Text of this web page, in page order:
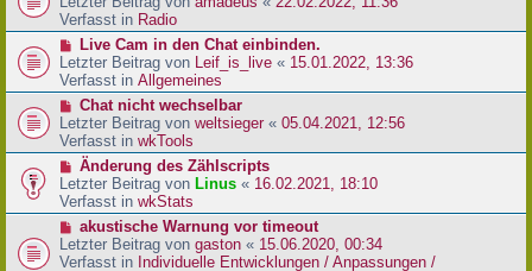
u
e
r
B
e
t
r
a
g
Verfasst in Radio
N
e
u
e
r
B
e
t
r
a
g
Live Cam in den Chat einbinden.
Letzter Beitrag von Leif_is_live « 15.01.2022, 13:36
Verfasst in Allgemeines
N
e
u
e
r
B
e
t
r
Chat nicht wechselbar
Letzter Beitrag von weltsieger « 05.04.2021, 12:56
Verfasst in wkTools
N
e
u
e
r
B
Änderung des Zählscripts
Letzter Beitrag von Linus « 16.02.2021, 18:10
Verfasst in wkStats
N
e
u
akustische Warnung vor timeout
Letzter Beitrag von gaston « 15.06.2020, 00:34
Verfasst in Individuelle Entwicklungen / Anpassungen /